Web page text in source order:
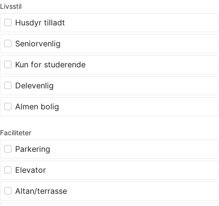
Livsstil
Husdyr tilladt
Seniorvenlig
Kun for studerende
Delevenlig
Almen bolig
Faciliteter
Parkering
Elevator
Altan/terrasse